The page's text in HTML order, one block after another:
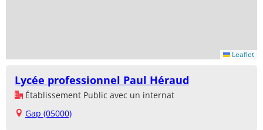
Leaflet
Lycée professionnel Paul Héraud
Établissement Public avec un internat
Gap (05000)